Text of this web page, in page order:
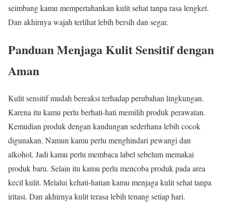
seimbang kamu mempertahankan kulit sehat tanpa rasa lengket.
Dan akhirnya wajah terlihat lebih bersih dan segar.
Panduan Menjaga Kulit Sensitif dengan
Aman
Kulit sensitif mudah bereaksi terhadap perubahan lingkungan.
Karena itu kamu perlu berhati-hati memilih produk perawatan.
Kemudian produk dengan kandungan sederhana lebih cocok
digunakan. Namun kamu perlu menghindari pewangi dan
alkohol. Jadi kamu perlu membaca label sebelum memakai
produk baru. Selain itu kamu perlu mencoba produk pada area
kecil kulit. Melalui kehati-hatian kamu menjaga kulit sehat tanpa
iritasi. Dan akhirnya kulit terasa lebih tenang setiap hari.